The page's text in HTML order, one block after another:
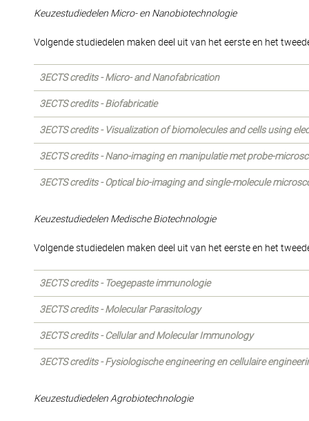
Keuzestudiedelen Micro- en Nanobiotechnologie
Volgende studiedelen maken deel uit van het eerste en het
3ECTS credits - Micro- and Nanofabrication
3ECTS credits - Biofabricatie
3ECTS credits - Visualization of biomolecules and cells using
3ECTS credits - Nano-imaging en manipulatie met probe-
3ECTS credits - Optical bio-imaging and single-molecule
Keuzestudiedelen Medische Biotechnologie
Volgende studiedelen maken deel uit van het eerste en het
3ECTS credits - Toegepaste immunologie
3ECTS credits - Molecular Parasitology
3ECTS credits - Cellular and Molecular Immunology
3ECTS credits - Fysiologische engineering en cellulaire
Keuzestudiedelen Agrobiotechnologie